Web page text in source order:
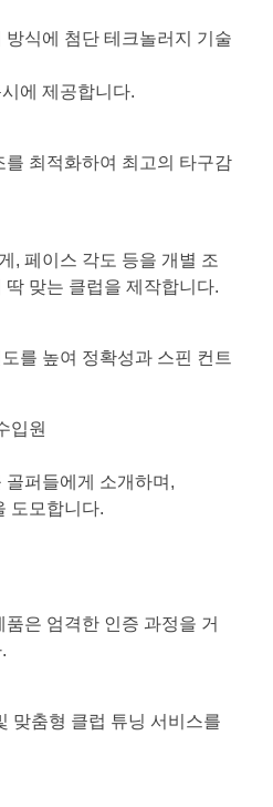
식에 첨단 테크놀러지 기술
에 제공합니다.
최적화하여 최고의 타구감
, 페이스 각도 등을 개별 조
맞는 클럽을 제작합니다.
를 높여 정확성과 스핀 컨트
입원
골퍼들에게 소개하며,
도모합니다.
은 엄격한 인증 과정을 거
맞춤형 클럽 튜닝 서비스를